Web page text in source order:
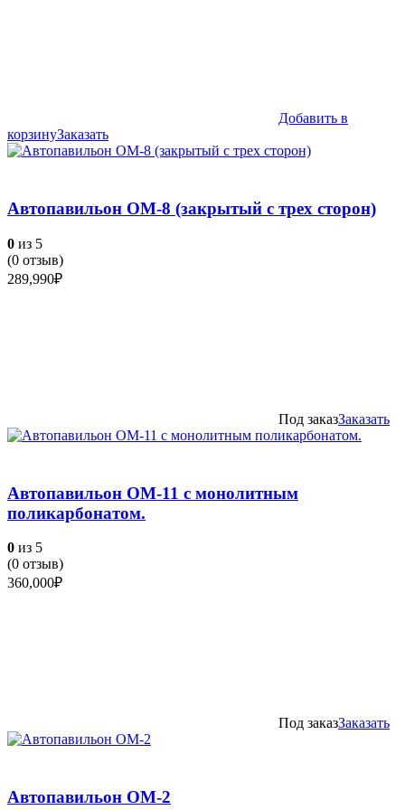
Добавить в
корзинуЗаказать
Автопавильон ОМ-8 (закрытый с трех сторон)
0 из 5
(0 отзыв)
289,990₽
Под заказЗаказать
Автопавильон ОМ-11 с монолитным
поликарбонатом.
0 из 5
(0 отзыв)
360,000₽
Под заказЗаказать
Автопавильон ОМ-2